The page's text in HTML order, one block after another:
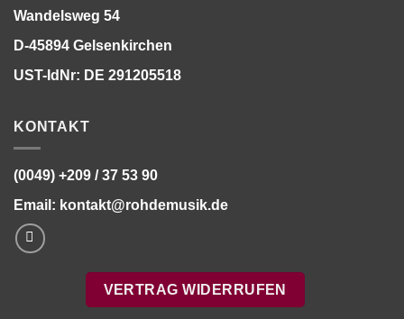
Wandelsweg 54
D-45894 Gelsenkirchen
UST-IdNr: DE 291205518
KONTAKT
(0049) +209 / 37 53 90
Email: kontakt@rohdemusik.de
VERTRAG WIDERRUFEN